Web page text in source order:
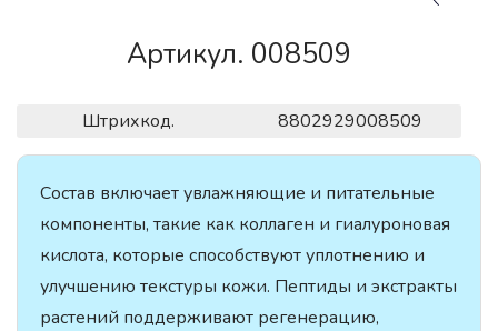
Артикул. 008509
Штрихкод. 8802929008509
Состав включает увлажняющие и питательные
компоненты, такие как коллаген и гиалуроновая
кислота, которые способствуют уплотнению и
улучшению текстуры кожи. Пептиды и экстракты
растений поддерживают регенерацию,